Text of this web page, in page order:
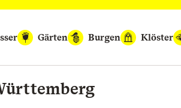
Gärten Burgen Klöster